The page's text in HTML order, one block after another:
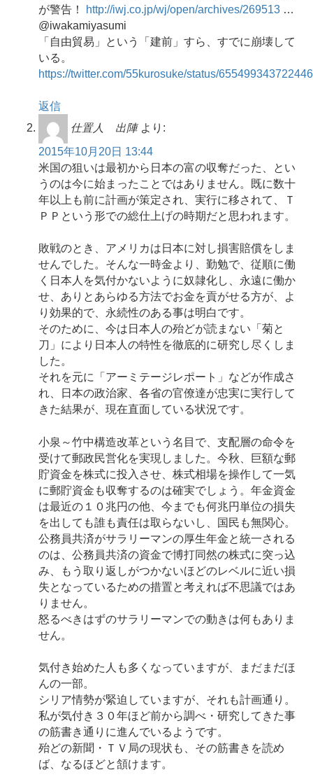
が警告！
http://iwj.co.jp/wj/open/archives/269513 …
@iwakamiyasumi
「自由貿易」という「建前」すら、すでに崩壊して
いる。
https://twitter.com/55kurosuke/status/
返信
仕置人 出陣 より:
2015年10月20日 13:44
米国の狙いは最初から日本の富の収奪だった、とい
うのは今に始まったことではありません。既に数十
年以上も前に計画が策定され、実行に移されて、Ｔ
ＰＰという形での総仕上げの時期だと思われます。
敗戦のとき、アメリカは日本に対し損害賠償をしま
せんでした。そんな一時金より、勤勉で、従順に働
く日本人を気付かないように奴隷化し、永遠に働か
せ、ありとあらゆる方法でお金を貢がせる方が、よ
り効果的で、永続性のある事は明白です。
そのために、今は日本人の殆どが読まない「菊と
刀」により日本人の特性を徹底的に研究し尽くしま
した。
それを元に「アーミテージレポート」などが作成さ
れ、日本の政治家、各省の官僚達が忠実に実行して
きた結果が、現在直面している状況です。
小泉～竹中構造改革という名目で、支配層の命令を
受けて郵政民営化を実現しました。今秋、巨額な郵
貯資金を株式に投入させ、株式相場を操作して一気
に郵貯資金も収奪するのは確実でしょう。年金資金
は最近の１０兆円の他、今までも何兆円単位の損失
を出しても誰も責任は取らないし、国民も無関心。
公務員共済がサラリーマンの厚生年金と統一される
のは、公務員共済の資金で博打同然の株式に突っ込
み、もう取り返しがつかないほどのレベルに近い損
失となっているための措置と考えれば不思議ではあ
りません。
怒るべきはずのサラリーマンでの動きは何もありま
せん。
気付き始めた人も多くなっていますが、まだまだほ
んの一部。
シリア情勢が緊迫していますが、それも計画通り。
私が気付き３０年ほど前から調べ・研究してきた事
の筋書き通りに進んでいるようです。
殆どの新聞・ＴＶ局の現状も、その筋書きを読め
ば、なるほどと頷けます。